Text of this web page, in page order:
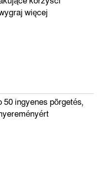
więcej
50 ingyenes pörgetés,